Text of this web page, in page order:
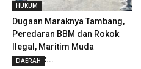
HUKUM
Dugaan Maraknya Tambang,
Peredaran BBM dan Rokok
Ilegal, Maritim Muda
Geruduk...
DAERAH